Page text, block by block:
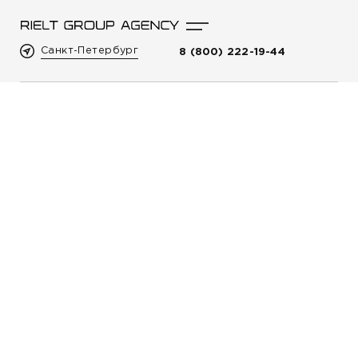
Санкт-Петербург 8 (800) 222-19-44